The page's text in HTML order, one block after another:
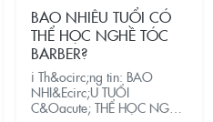
BAO NHIÊU TUỔI CÓ
THỂ HỌC NGHỀ TÓC
BARBER?
ℹ️ Th&ocirc;ng tin: BAO
NHI&Ecirc;U TUỔI
C&Oacute; THỂ HỌC NGHỀ